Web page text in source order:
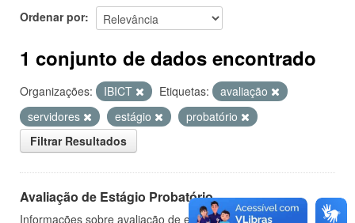
Ordenar por
1 conjunto de dados encontrado
Organizações: IBICT Etiquetas:
avaliação
servidores
estágio
probatório
Filtrar Resultados
Avaliação de Estágio Probatório
Informações sobre avaliação de estágio probatório de